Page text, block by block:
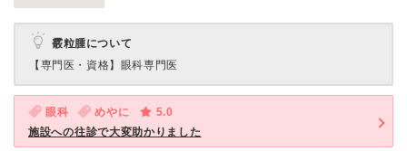
霰粒腫について
【専門医・資格】 眼科専門医
眼科 めやに
5.0
施設への往診で大変助かりました